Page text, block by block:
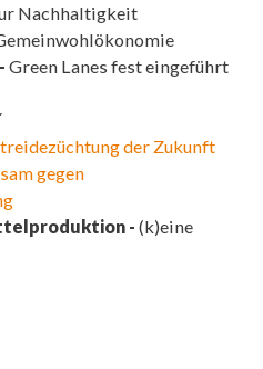
Nachhaltigkeit
Green Lanes fest eingeführt
der Zukunft
gegen
- (k)eine